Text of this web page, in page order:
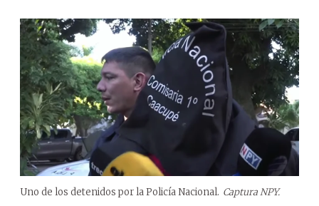
Uno de los detenidos por la Policía Nacional. Captura NPY.